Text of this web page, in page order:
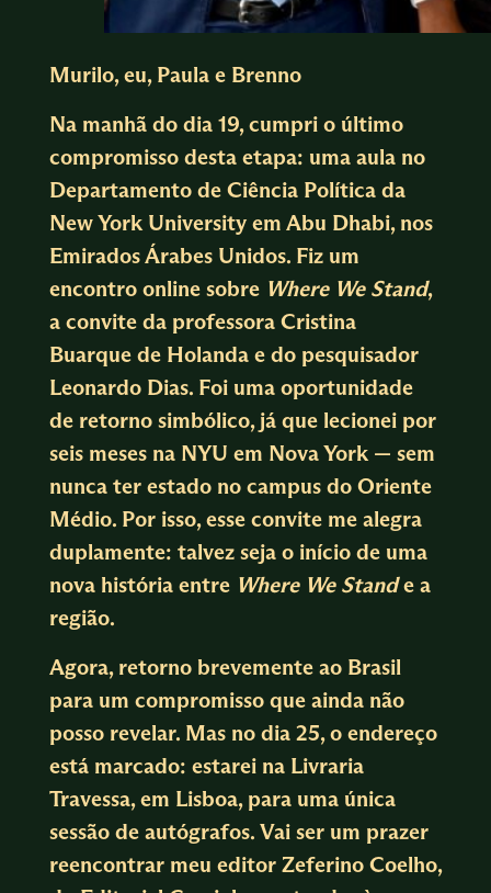
Murilo, eu, Paula e Brenno
Na manhã do dia 19, cumpri o último
compromisso desta etapa: uma aula no
Departamento de Ciência Política da
New York University em Abu Dhabi, nos
Emirados Árabes Unidos. Fiz um
encontro online sobre Where We Stand,
a convite da professora Cristina
Buarque de Holanda e do pesquisador
Leonardo Dias. Foi uma oportunidade
de retorno simbólico, já que lecionei por
seis meses na NYU em Nova York — sem
nunca ter estado no campus do Oriente
Médio. Por isso, esse convite me alegra
duplamente: talvez seja o início de uma
nova história entre Where We Stande a
região.
Agora, retorno brevemente ao Brasil
para um compromisso que ainda não
posso revelar. Mas no dia 25, o endereço
está marcado: estarei na Livraria
Travessa, em Lisboa, para uma única
sessão de autógrafos. Vai ser um prazer
reencontrar meu editor Zeferino Coelho,